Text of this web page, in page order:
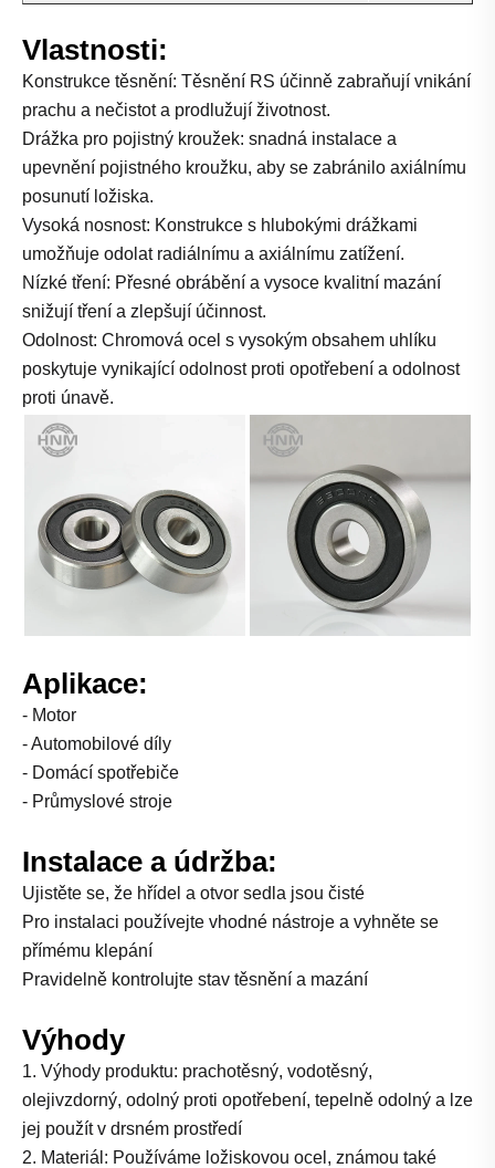
Vlastnosti:
Konstrukce těsnění: Těsnění RS účinně zabraňují vnikání
prachu a nečistot a prodlužují životnost.
Drážka pro pojistný kroužek: snadná instalace a
upevnění pojistného kroužku, aby se zabránilo axiálnímu
posunutí ložiska.
Vysoká nosnost: Konstrukce s hlubokými drážkami
umožňuje odolat radiálnímu a axiálnímu zatížení.
Nízké tření: Přesné obrábění a vysoce kvalitní mazání
snižují tření a zlepšují účinnost.
Odolnost: Chromová ocel s vysokým obsahem uhlíku
poskytuje vynikající odolnost proti opotřebení a odolnost
proti únavě.
Aplikace:
- Motor
- Automobilové díly
- Domácí spotřebiče
- Průmyslové stroje
Instalace a údržba:
Ujistěte se, že hřídel a otvor sedla jsou čisté
Pro instalaci používejte vhodné nástroje a vyhněte se
přímému klepání
Pravidelně kontrolujte stav těsnění a mazání
Výhody
1. Výhody produktu: prachotěsný, vodotěsný,
olejivzdorný, odolný proti opotřebení, tepelně odolný a lze
jej použít v drsném prostředí
2. Materiál: Používáme ložiskovou ocel, známou také